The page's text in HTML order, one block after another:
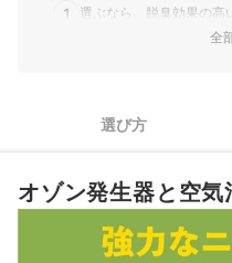
1 選ぶなら、脱臭効果の高
全
選び方
オゾン発生器と空気